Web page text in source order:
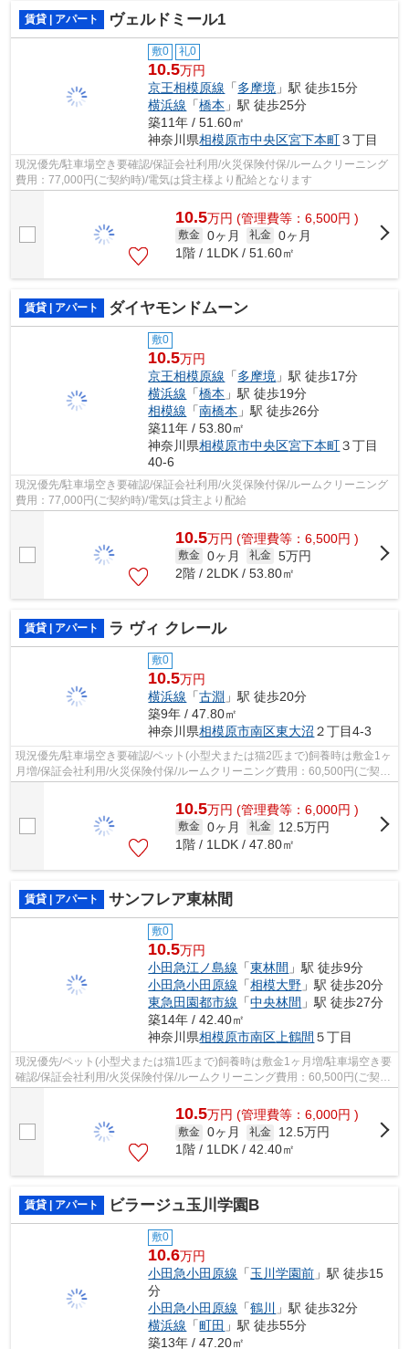
賃貸 | アパート ヴェルドミール1
敷0 礼0
10.5万円
京王相模原線 「多摩境 」駅 徒歩15分
横浜線 「橋本 」駅 徒歩25分
築11年 / 51.60㎡
神奈川県相模原市中央区宮下本町３丁目
現況優先/駐車場空き要確認/保証会社利用/火災保険付保/ルームクリーニング
費用：77,000円(ご契約時)/電気は貸主様より配給となります
10.5万円 (管理費等：6,500円 )
敷金 0ヶ月 礼金 0ヶ月
1階 / 1LDK / 51.60㎡
賃貸 | アパート ダイヤモンドムーン
敷0
10.5万円
京王相模原線 「多摩境 」駅 徒歩17分
横浜線 「橋本 」駅 徒歩19分
相模線 「南橋本 」駅 徒歩26分
築11年 / 53.80㎡
神奈川県相模原市中央区宮下本町３丁目
40-6
現況優先/駐車場空き要確認/保証会社利用/火災保険付保/ルームクリーニング
費用：77,000円(ご契約時)/電気は貸主より配給
10.5万円 (管理費等：6,500円 )
敷金 0ヶ月 礼金 5万円
2階 / 2LDK / 53.80㎡
賃貸 | アパート ラ ヴィ クレール
敷0
10.5万円
横浜線 「古淵 」駅 徒歩20分
築9年 / 47.80㎡
神奈川県相模原市南区東大沼 ２丁目4-3
現況優先/駐車場空き要確認/ペット(小型犬または猫2匹まで)飼養時は敷金1ヶ
月増/保証会社利用/火災保険付保/ルームクリーニング費用：60,500円(ご契約
10.5万円 (管理費等：6,000円 )
敷金 0ヶ月 礼金
12.5万円
1階 / 1LDK / 47.80㎡
賃貸 | アパート サンフレア東林間
敷0
10.5万円
小田急江ノ島線 「東林間 」駅 徒歩9分
小田急小田原線 「相模大野 」駅 徒歩20分
東急田園都市線 「中央林間 」駅 徒歩27分
築14年 / 42.40㎡
神奈川県相模原市南区 上鶴間 ５丁目
現況優先/ペット(小型犬または猫1匹まで)飼養時は敷金1ヶ月増/駐車場空き要
確認/保証会社利用/火災保険付保/ルームクリーニング費用：60,500円(ご契約
時)/電気は貸主より配給
10.5万円 (管理費等：6,000円 )
敷金 0ヶ月 礼金
12.5万円
1階 / 1LDK / 42.40㎡
賃貸 | アパート ビラージュ玉川学園B
敷0
10.6万円
小田急小田原線 「玉川学園前 」駅 徒歩15
分
小田急小田原線 「鶴川 」駅 徒歩32分
横浜線 「町田 」駅 徒歩55分
築13年 / 47.20㎡